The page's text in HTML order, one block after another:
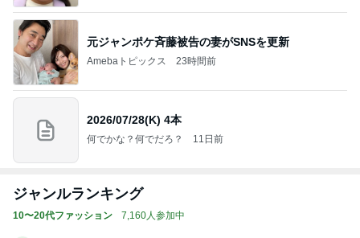
元ジャンポケ斉藤被告の妻がSNSを更新
Amebaトピックス 23時間前
2026/07/28(K) 4本
何でかな？何でだろ？ 11日前
ジャンルランキング
10〜20代ファッション 7,160人参加中